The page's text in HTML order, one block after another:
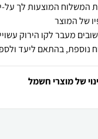
המשלוח המוצעות לך
של המוצר
מעבר לקו הירוק
נוספת, בהתאם ליעד
של מוצרי חשמל